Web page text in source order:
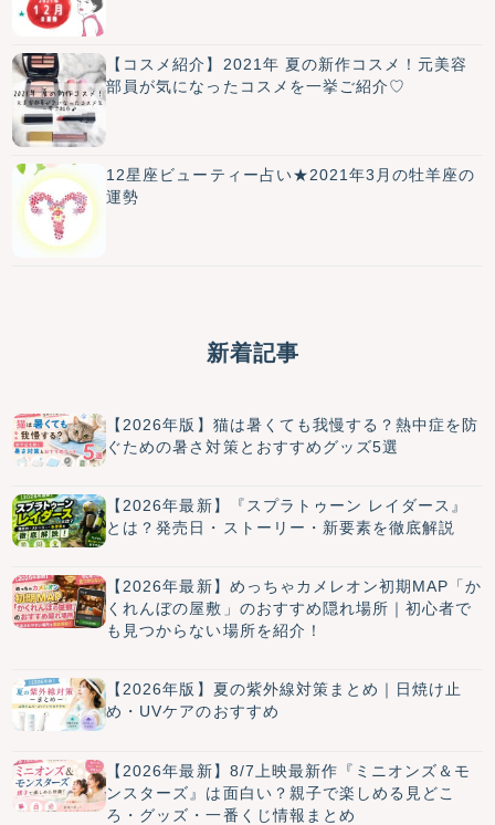
【コスメ紹介】2021年 夏の新作コスメ！元美容
部員が気になったコスメを一挙ご紹介♡
12星座ビューティー占い★2021年3月の牡羊座の
運勢
新着記事
【2026年版】猫は暑くても我慢する？熱中症を防
ぐための暑さ対策とおすすめグッズ5選
【2026年最新】『スプラトゥーン レイダース』
とは？発売日・ストーリー・新要素を徹底解説
【2026年最新】めっちゃカメレオン初期MAP「か
くれんぼの屋敷」のおすすめ隠れ場所｜初心者で
も見つからない場所を紹介！
【2026年版】夏の紫外線対策まとめ｜日焼け止
め・UVケアのおすすめ
【2026年最新】8/7上映最新作『ミニオンズ＆モ
ンスターズ』は面白い？親子で楽しめる見どこ
ろ・グッズ・一番くじ情報まとめ